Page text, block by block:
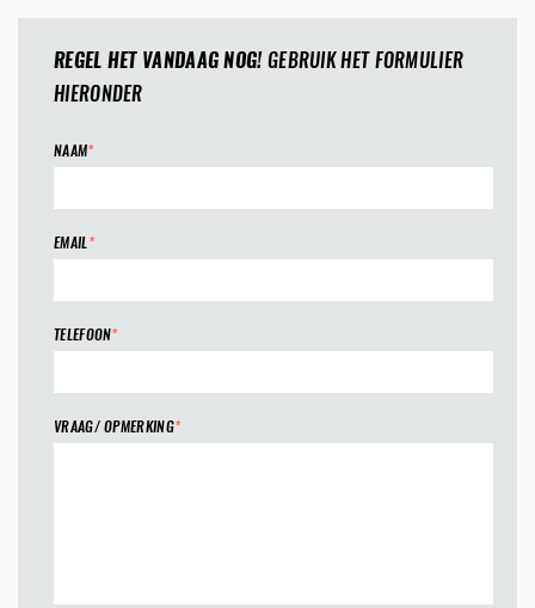
REGEL HET VANDAAG NOG!GEBRUIK HET FORMULIER
HIERONDER
NAAM*
EMAIL*
TELEFOON*
VRAAG/ OPMERKING*